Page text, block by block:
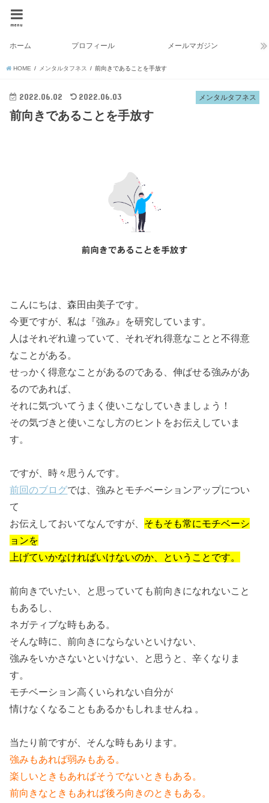
menu
ホーム プロフィール メールマガジン
HOME メンタルタフネス 前向きであることを手放す
メンタルタフネス
2022.06.02 2022.06.03
前向きであることを手放す
こんにちは、森田由美子です。
今更ですが、私は『強み』を研究しています。
人はそれぞれ違っていて、それぞれ得意なことと不得意
なことがある。
せっかく得意なことがあるのである、伸ばせる強みがあ
るのであれば、
それに気づいてうまく使いこなしていきましょう！
その気づきと使いこなし方のヒントをお伝えしていま
す。
ですが、時々思うんです。
前回のブログでは、強みとモチベーションアップについ
て
お伝えしておいてなんですが、 そもそも常にモチベーシ
ョンを
上げていかなければいけないのか、ということです。
前向きでいたい、と思っていても前向きになれないこと
もあるし、
ネガティブな時もある。
そんな時に、前向きにならないといけない、
強みをいかさないといけない、と思うと、辛くなりま
す。
モチベーション高くいられない自分が
情けなくなることもあるかもしれませんね 。
当たり前ですが、そんな時もあります。
強みもあれば弱みもある。
楽しいときもあればそうでないときもある。
前向きなときもあれば後ろ向きのときもある。